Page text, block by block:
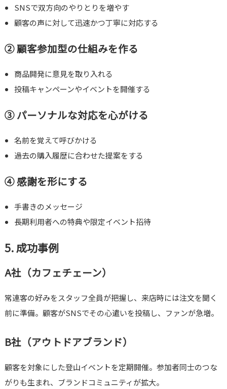
SNSで双方向のやりとりを増やす
顧客の声に対して迅速かつ丁寧に対応する
② 顧客参加型の仕組みを作る
商品開発に意見を取り入れる
投稿キャンペーンやイベントを開催する
③ パーソナルな対応を心がける
名前を覚えて呼びかける
過去の購入履歴に合わせた提案をする
④ 感謝を形にする
手書きのメッセージ
長期利用者への特典や限定イベント招待
5. 成功事例
A社（カフェチェーン）
常連客の好みをスタッフ全員が把握し、来店時には注文を聞く
前に準備。顧客がSNSでその心遣いを投稿し、ファンが急増。
B社（アウトドアブランド）
顧客を対象にした登山イベントを定期開催。参加者同士のつな
がりも生まれ、ブランドコミュニティが拡大。